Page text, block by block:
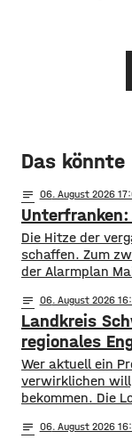
Das
notes 06. August 2026
Die Hitze der
schaffen. Zum
der Alarmplan
mainabwärts die
aktuell mit dem
Probleme,
notes 06. August 2026
Landkreis
regionales
Wer aktuell ein
verwirklichen
bekommen. Die
Bewerben
notes 06. August 2026